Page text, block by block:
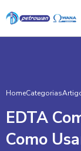
HomeCategorias
EDTA
Como